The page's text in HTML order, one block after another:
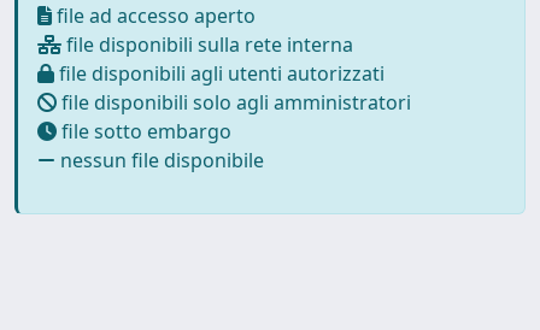
file ad accesso aperto
file disponibili sulla rete interna
file disponibili agli utenti autorizzati
file disponibili solo agli amministratori
file sotto embargo
nessun file disponibile